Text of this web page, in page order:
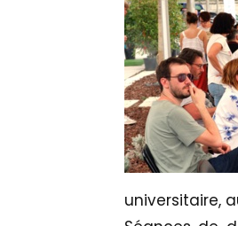
universitaire,